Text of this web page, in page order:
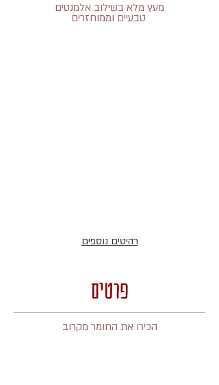
מעץ מלא בשילוב אלמנטים
טבעיים וממוחזרים
רהיטים נוספים
פרטים
הכירו את החומר מקרוב